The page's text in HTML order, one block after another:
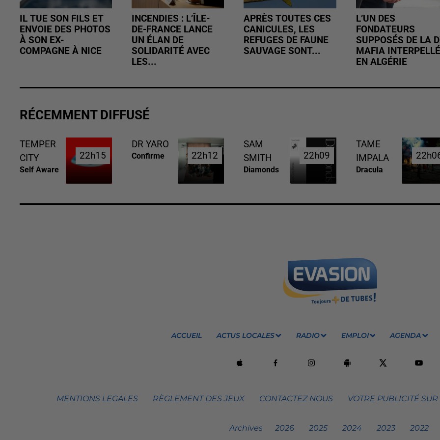
IL TUE SON FILS ET
ENVOIE DES PHOTOS
À SON EX-
COMPAGNE À NICE
INCENDIES : L’ÎLE-
DE-FRANCE LANCE
UN ÉLAN DE
SOLIDARITÉ AVEC
LES...
APRÈS TOUTES CES
CANICULES, LES
REFUGES DE FAUNE
SAUVAGE SONT...
L’UN DES
FONDATEURS
SUPPOSÉS DE LA
MAFIA INTERPELLÉ
EN ALGÉRIE
RÉCEMMENT DIFFUSÉ
TEMPER
CITY
Self Aware
22h15
22h15
DR YARO
Confirme 22h12
22h12
SAM
SMITH
Diamonds
22h09
22h09
TAME
IMPALA
Dracula
ACCUEIL ACTUS LOCALES RADIO EMPLOI AGENDA
MENTIONS LEGALES RÈGLEMENT DES JEUX CONTACTEZ NOUS VOTRE PUBLICITÉ
Archives 2026 2025 2024 2023 2022